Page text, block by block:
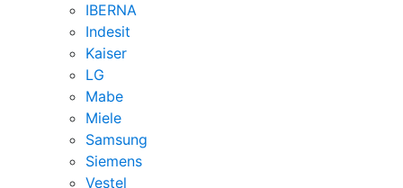
IBERNA
Indesit
Kaiser
LG
Mabe
Miele
Samsung
Siemens
Vestel